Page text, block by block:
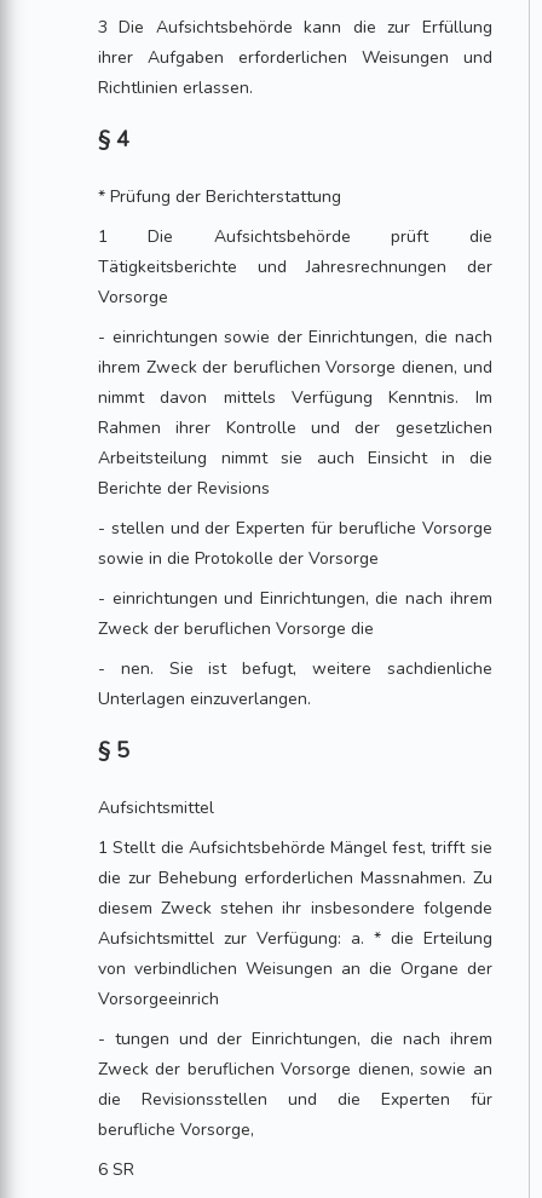
3 Die Aufsichtsbehörde kann die zur Erfüllung
ihrer Aufgaben erforderlichen Weisungen und
Richtlinien erlassen.
§ 4
* Prüfung der Berichterstattung
1 Die Aufsichtsbehörde prüft die
Tätigkeitsberichte und Jahresrechnungen der
Vorsorge
- einrichtungen sowie der Einrichtungen, die nach
ihrem Zweck der beruflichen Vorsorge dienen, und
nimmt davon mittels Verfügung Kenntnis. Im
Rahmen ihrer Kontrolle und der gesetzlichen
Arbeitsteilung nimmt sie auch Einsicht in die
Berichte der Revisions
- stellen und der Experten für berufliche Vorsorge
sowie in die Protokolle der Vorsorge
- einrichtungen und Einrichtungen, die nach ihrem
Zweck der beruflichen Vorsorge die
- nen. Sie ist befugt, weitere sachdienliche
Unterlagen einzuverlangen.
§ 5
Aufsichtsmittel
1 Stellt die Aufsichtsbehörde Mängel fest, trifft sie
die zur Behebung erforderlichen Massnahmen. Zu
diesem Zweck stehen ihr insbesondere folgende
Aufsichtsmittel zur Verfügung: a. * die Erteilung
von verbindlichen Weisungen an die Organe der
Vorsorgeeinrich
- tungen und der Einrichtungen, die nach ihrem
Zweck der beruflichen Vorsorge dienen, sowie an
die Revisionsstellen und die Experten für
berufliche Vorsorge,
6 SR